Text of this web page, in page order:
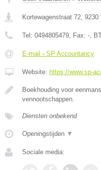
Kortewagenstraat 72, 9230
Tel: 0494805479, Fax: -,
E-mail › SP Accountancy
Website: https://www.sp-
Boekhouding voor
vennootschappen.
Diensten onbekend
Openingstijden ▼
Sociale media: